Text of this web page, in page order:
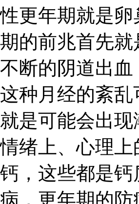
性更年期就是
期的前兆首先
不断的阴道出
这种月经的紊
就是可能会出
情绪上、心理
钙，这些都是
病，更年期的